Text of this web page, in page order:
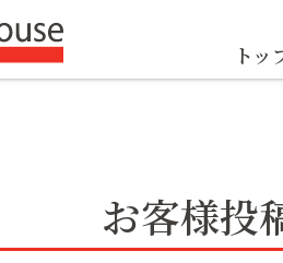
トッ
お客様投